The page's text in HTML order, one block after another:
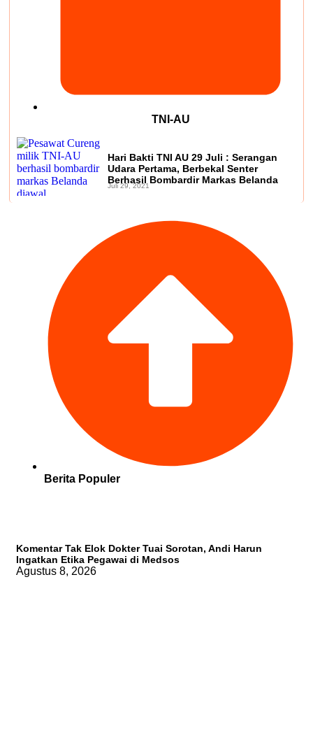
TNI-AU
Hari Bakti TNI AU 29 Juli : Serangan
Udara Pertama, Berbekal Senter
Berhasil Bombardir Markas Belanda
Juli 29, 2021
Berita Populer
Komentar Tak Elok Dokter Tuai Sorotan, Andi Harun
Ingatkan Etika Pegawai di Medsos
Agustus 8, 2026